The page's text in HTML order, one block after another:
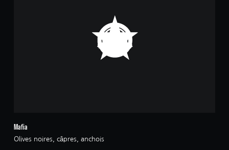
Mafia
Olives noires, câpres, anchois